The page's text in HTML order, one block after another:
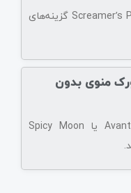
بله، Superiority Burger و Screamer’s Pizzeria گزینه‌های
منوی بدون
بسیاری از آن‌ها مانند Avant Garden یا Spicy Moon